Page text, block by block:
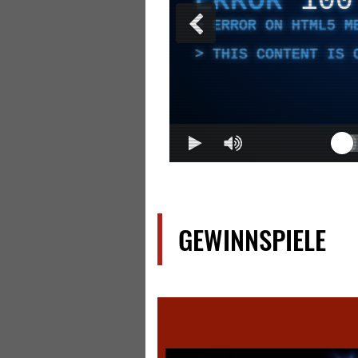
ERROR ON HTML5
THIS CONTENT IS
GEWINNSPIELE